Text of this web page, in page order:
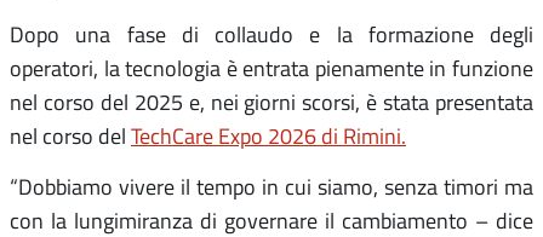
Dopo una fase di collaudo e la formazione degli
operatori, la tecnologia è entrata pienamente in funzione
nel corso del 2025 e, nei giorni scorsi, è stata presentata
nel corso del TechCare Expo 2026 di Rimini.
“Dobbiamo vivere il tempo in cui siamo, senza timori ma
con la lungimiranza di governare il cambiamento – dice